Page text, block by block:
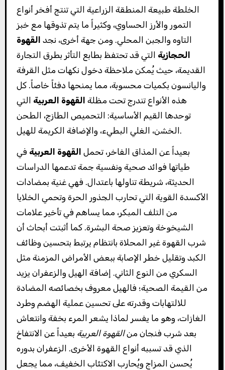
الخلطة طبيعة المنطقة الزراعية التي تنتج أفخر أنواع
التمور والأرز الحساوي، وكثيراً ما يتم تذوقها مع خبز
التاوه والجبن المحلي. ومن جهة أخرى، نجد القهوة
الحجازية التي قد تحتفظ بطابع التأثر بطرق التجارة
القديمة، حيث يُمكن ملاحظة دخول نكهات مثل القرفة
واليانسون بكميات محسوبة، مما يمنحها دفئاً خاصاً. كل
هذه الأنواع تندرج تحت مظلة القهوة العربية التي
توحدها القيم الأساسية: التحميص الطازج، الطحن
الخشن، الغلي البطيء، والإضافة الكريمة للهيل.
بعيداً عن المذاق الفاخر، تحمل القهوة العربية في
طياتها فوائد صحية ونفسية جمة تدعمها الدراسات
الحديثة، شريطة تناولها باعتدال. فهي غنية بمضادات
الأكسدة القوية التي تحارب الجذور الحرة وتحمي الخلايا
من التلف المبكر، مما يساهم في تأخير علامات
الشيخوخة وتعزيز صحة البشرة. كما أثبتت أبحاث أن
شرب القهوة غير المحلاة بانتظام يرتبط بتحسين وظائف
الكبد وتقليل خطر الإصابة ببعض الأمراض المزمنة مثل
السكري من النوع الثاني. إضافة الهيل والزعفران يزيد
من القيمة الصحية؛ فالهيل معروف بخصائصه المضادة
للالتهابات وقدرته على تحسين عملية الهضم وطرد
الغازات، وهو ما يفسر لماذا يشعر المرء بخفة وانتعاش
بعد شرب فنجان منالقهوة العربية بعيداً عن الانتفاخ
الذي قد تسببه أنواع القهوة الأخرى. الزعفران بدوره
يُحسن المزاج ويُحارب الاكتئاب الخفيف، مما يجعل